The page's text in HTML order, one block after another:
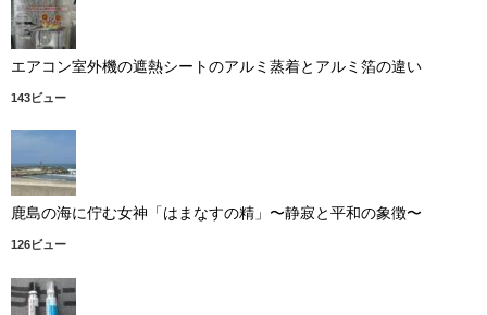
エアコン室外機の遮熱シートのアルミ蒸着とアルミ箔の違い
143ビュー
鹿島の海に佇む女神「はまなすの精」〜静寂と平和の象徴〜
126ビュー